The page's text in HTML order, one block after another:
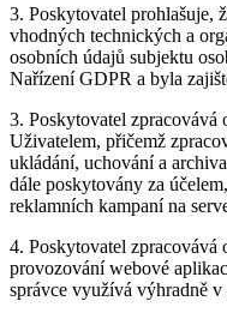
3. Poskytovatel prohlašuje,
vhodných technických a
osobních údajů subjektu
Nařízení GDPR a byla
3. Poskytovatel zpracovává
Uživatelem, přičemž
ukládání, uchování a
dále poskytovány za
reklamních kampaní na
4. Poskytovatel zpracovává
provozování webové
správce využívá výhradně